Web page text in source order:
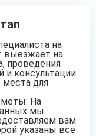
на
выезжает на
проведения
и консультации
места для
На
мы
вам
указаны все